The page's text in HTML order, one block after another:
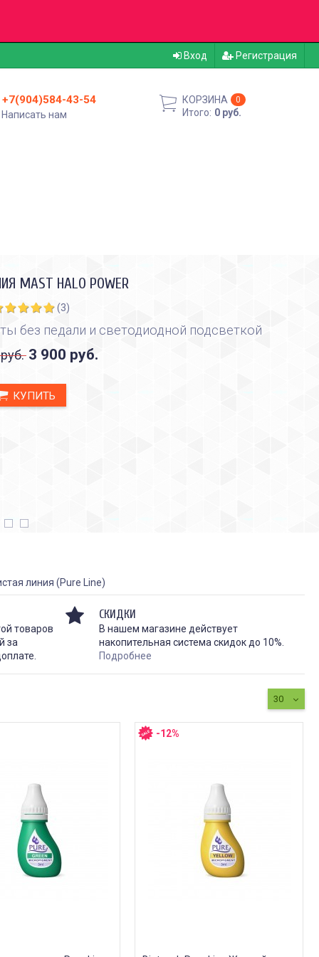
Вход Регистрация
+7(904)584-43-54
Написать нам
КОРЗИНА 0
Итого: 0 руб.
MAST HALO POWER
(3)
без педали и светодиодной подсветкой
3 900 руб.
КУПИТЬ
линия (Pure Line)
товаров
за
СКИДКИ
В нашем магазине действует
накопительная система скидок до 10%.
Подробнее
30
-12%